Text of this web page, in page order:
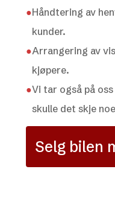
●Håndtering av
kunder.
●Arrangering av
kjøpere.
●Vi tar også på
skulle det skje
Selg bilen